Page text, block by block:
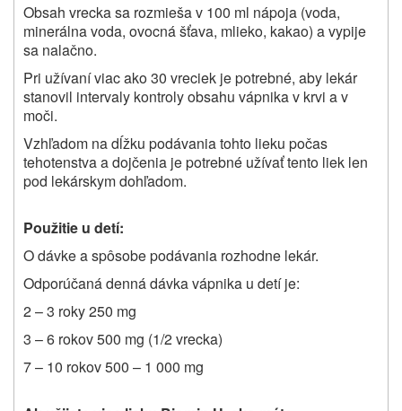
Obsah vrecka sa rozmieša v 100 ml nápoja (voda,
minerálna voda, ovocná šťava, mlieko, kakao) a vypije
sa nalačno.
Pri užívaní viac ako 30 vreciek je potrebné, aby lekár
stanovil intervaly kontroly obsahu vápnika v krvi a v
moči.
Vzhľadom na dĺžku podávania tohto lieku počas
tehotenstva a dojčenia je potrebné užívať tento liek len
pod lekárskym dohľadom.
Použitie u detí:
O dávke a spôsobe podávania rozhodne lekár.
Odporúčaná denná dávka vápnika u detí je:
2 – 3 roky 250 mg
3 – 6 rokov 500 mg (1/2 vrecka)
7 – 10 rokov 500 – 1 000 mg